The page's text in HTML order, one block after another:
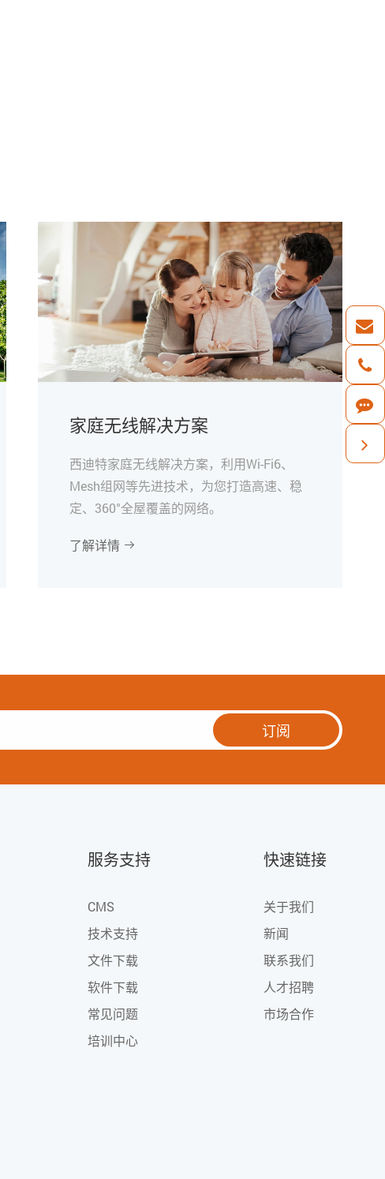
家庭无线解决方案
西迪特家庭无线解决方案，利用Wi-Fi6、
Mesh组网等先进技术，为您打造高速、稳
定、360°全屋覆盖的网络。
了解详情 
订阅
服务支持
CMS
技术支持
文件下载
软件下载
常见问题
培训中心
快速链接
关于我们
新闻
联系我们
人才招聘
市场合作